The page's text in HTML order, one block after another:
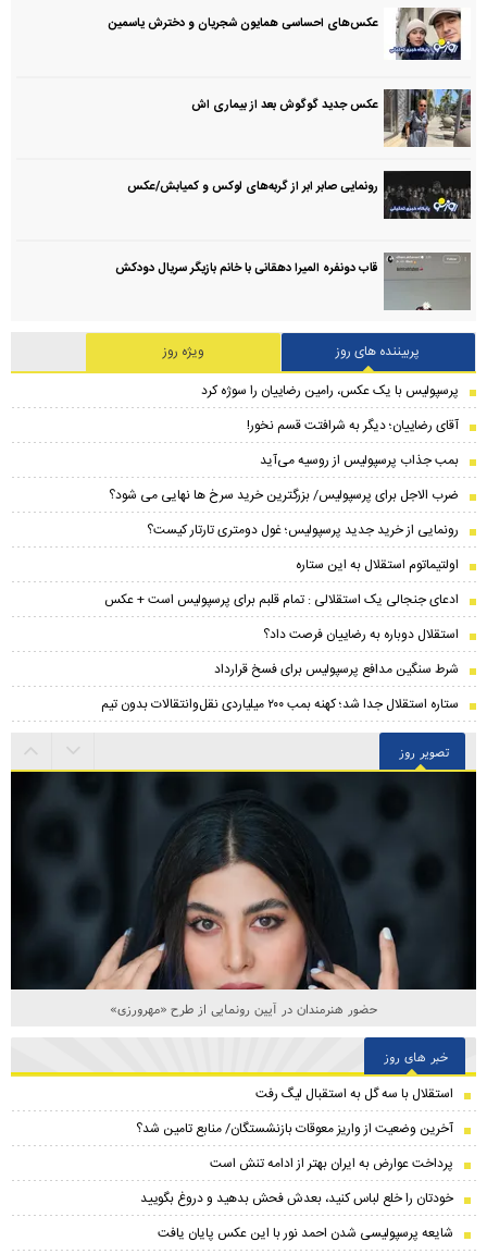
عکس‌های احساسی همایون شجریان و دخترش یاسمین
عکس جدید گوگوش بعد از بیماری اش
رونمایی صابر ابر از گربه‌های لوکس و کمیابش/عکس
قاب دونفره المیرا دهقانی با خانم بازیگر سریال دودکش
پربیننده های روز
ویژه روز
پرسپولیس با یک عکس، رامین رضاییان را سوژه کرد
آقای رضاییان؛ دیگر به شرافتت قسم نخور!
بمب جذاب پرسپولیس از روسیه می‌آید
ضرب الاجل برای پرسپولیس/ بزرگترین خرید سرخ ها نهایی می شود؟
رونمایی از خرید جدید پرسپولیس؛ غول دومتری تارتار کیست؟
اولتیماتوم استقلال به این ستاره
ادعای جنجالی یک استقلالی : تمام قلبم برای پرسپولیس است + عکس
استقلال دوباره به رضاییان فرصت داد؟
شرط سنگین مدافع پرسپولیس برای فسخ قرارداد
ستاره استقلال جدا شد؛ کهنه بمب ۲۰۰ میلیاردی نقل‌وانتقالات بدون تیم
تصویر روز
حضور هنرمندان در آیین رونمایی از طرح «مهرورزی»
خبر های روز
استقلال با سه گل به استقبال لیگ رفت
آخرین وضعیت از واریز معوقات بازنشستگان/ منابع تامین شد؟
پرداخت عوارض به ایران بهتر از ادامه تنش است
خودتان را خلع لباس کنید، بعدش فحش بدهید و دروغ بگویید
شایعه پرسپولیسی شدن احمد نور با این عکس پایان یافت